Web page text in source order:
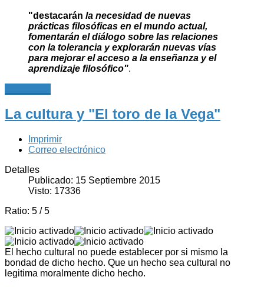
"destacarán la necesidad de nuevas
prácticas filosóficas en el mundo actual,
fomentarán el diálogo sobre las relaciones
con la tolerancia y explorarán nuevas vías
para mejorar el acceso a la enseñanza y el
aprendizaje filosófico".
La cultura y "El toro de la Vega"
Imprimir
Correo electrónico
Detalles
Publicado: 15 Septiembre 2015
Visto: 17336
Ratio: 5 /5
El hecho cultural no puede establecer por si mismo la
bondad de dicho hecho. Que un hecho sea cultural no
legitima moralmente dicho hecho.